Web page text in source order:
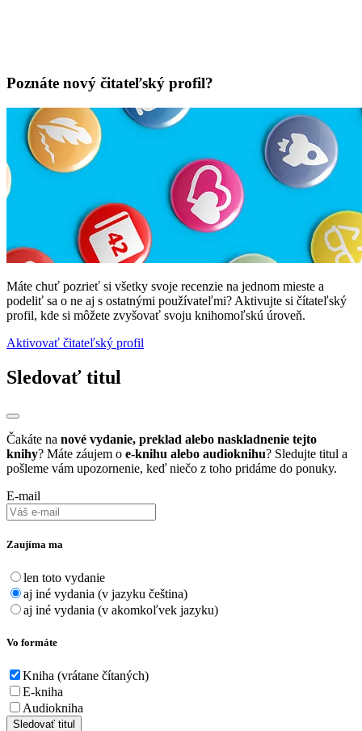
Poznáte nový čitateľský profil?
Máte chuť pozrieť si všetky svoje recenzie na jednom mieste a
podeliť sa o ne aj s ostatnými používateľmi? Aktivujte si čítateľský
profil, kde si môžete zvyšovať svoju knihomoľskú úroveň.
Aktivovať čitateľský profil
Sledovať titul
Čakáte na nové vydanie, preklad alebo naskladnenie tejto
knihy? Máte záujem o e-knihu alebo audioknihu? Sledujte titul a
pošleme vám upozornenie, keď niečo z toho pridáme do ponuky.
E-mail
Zaujíma ma
len toto vydanie
aj iné vydania (v jazyku čeština)
aj iné vydania (v akomkoľvek jazyku)
Vo formáte
Kniha (vrátane čítaných)
E-kniha
Audiokniha
Sledovať titul